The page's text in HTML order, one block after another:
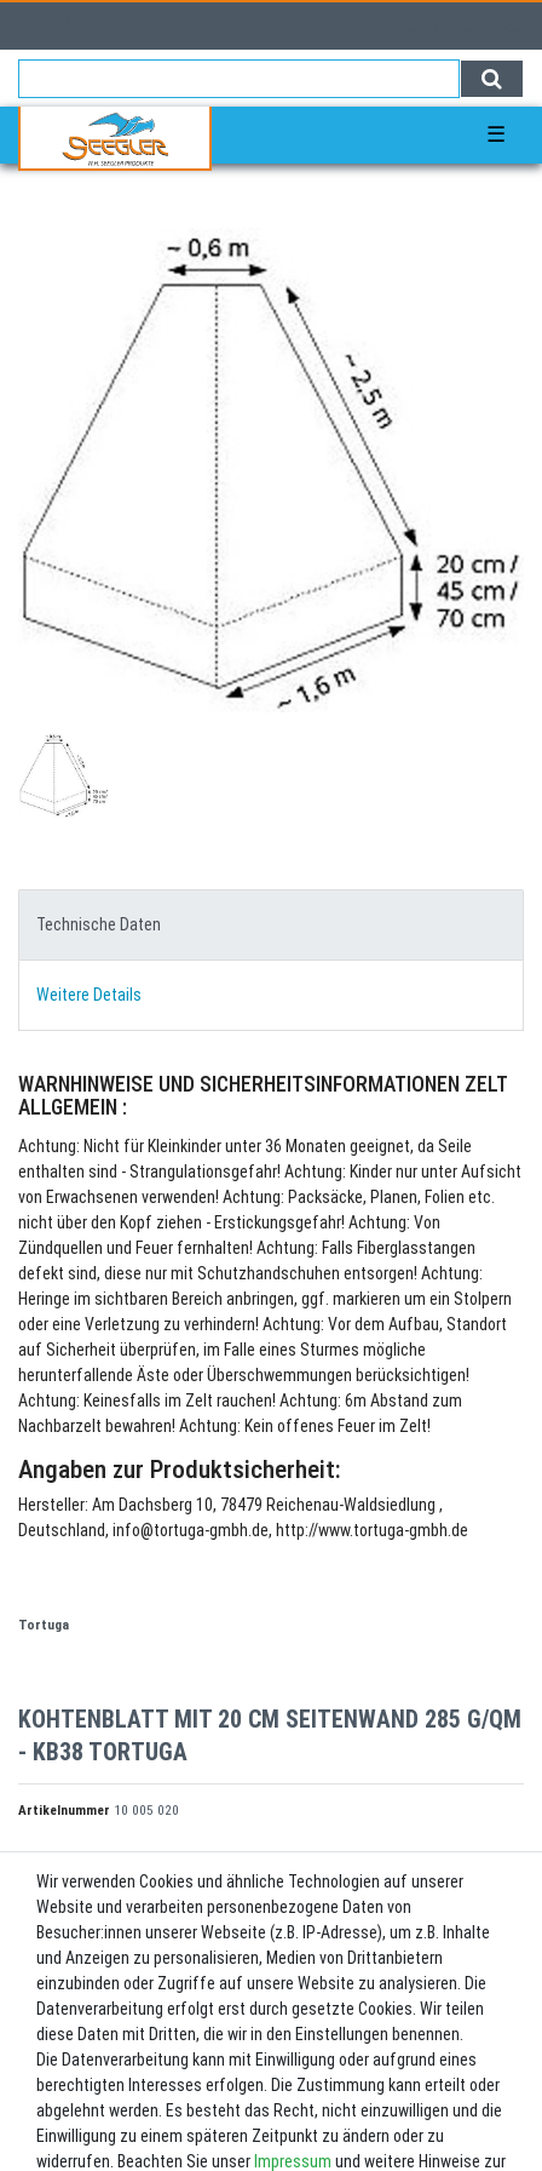
☰
Technische Daten
Weitere Details
WARNHINWEISE UND SICHERHEITSINFORMATIONEN ZELT
ALLGEMEIN :
Achtung: Nicht für Kleinkinder unter 36 Monaten geeignet, da Seile
enthalten sind - Strangulationsgefahr! Achtung: Kinder nur unter Aufsicht
von Erwachsenen verwenden! Achtung: Packsäcke, Planen, Folien etc.
nicht über den Kopf ziehen - Erstickungsgefahr! Achtung: Von
Zündquellen und Feuer fernhalten! Achtung: Falls Fiberglasstangen
defekt sind, diese nur mit Schutzhandschuhen entsorgen! Achtung:
Heringe im sichtbaren Bereich anbringen, ggf. markieren um ein Stolpern
oder eine Verletzung zu verhindern! Achtung: Vor dem Aufbau, Standort
auf Sicherheit überprüfen, im Falle eines Sturmes mögliche
herunterfallende Äste oder Überschwemmungen berücksichtigen!
Achtung: Keinesfalls im Zelt rauchen! Achtung: 6m Abstand zum
Nachbarzelt bewahren! Achtung: Kein offenes Feuer im Zelt!
Angaben zur Produktsicherheit:
Hersteller: Am Dachsberg 10, 78479 Reichenau-Waldsiedlung ,
Deutschland, info@tortuga-gmbh.de, http://www.tortuga-gmbh.de
Tortuga
KOHTENBLATT MIT 20 CM SEITENWAND 285 G/QM
- KB38 TORTUGA
Artikelnummer 10 005 020
UVP 206,50 €
196,18 EUR*
Lieferzeit ca. 2-3 Werktage.
In den Warenkorb
Wunschliste
Wir verwenden Cookies und ähnliche Technologien auf unserer
Website und verarbeiten personenbezogene Daten von
Besucher:innen unserer Webseite (z.B. IP-Adresse), um z.B. Inhalte
und Anzeigen zu personalisieren, Medien von Drittanbietern
einzubinden oder Zugriffe auf unsere Website zu analysieren. Die
Datenverarbeitung erfolgt erst durch gesetzte Cookies. Wir teilen
diese Daten mit Dritten, die wir in den Einstellungen benennen.
Die Datenverarbeitung kann mit Einwilligung oder aufgrund eines
berechtigten Interesses erfolgen. Die Zustimmung kann erteilt oder
abgelehnt werden. Es besteht das Recht, nicht einzuwilligen und die
Einwilligung zu einem späteren Zeitpunkt zu ändern oder zu
widerrufen. Beachten Sie unser Impressum und weitere Hinweise zur